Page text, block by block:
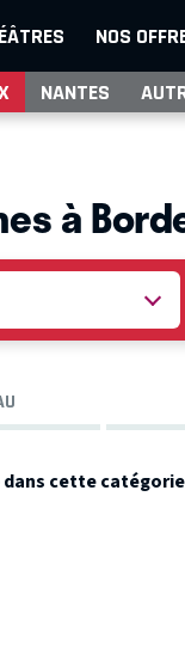
NOS
NANTES
à
cette